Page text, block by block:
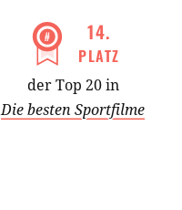
14.
PLATZ
der Top 20 in
Die besten Sportfilme